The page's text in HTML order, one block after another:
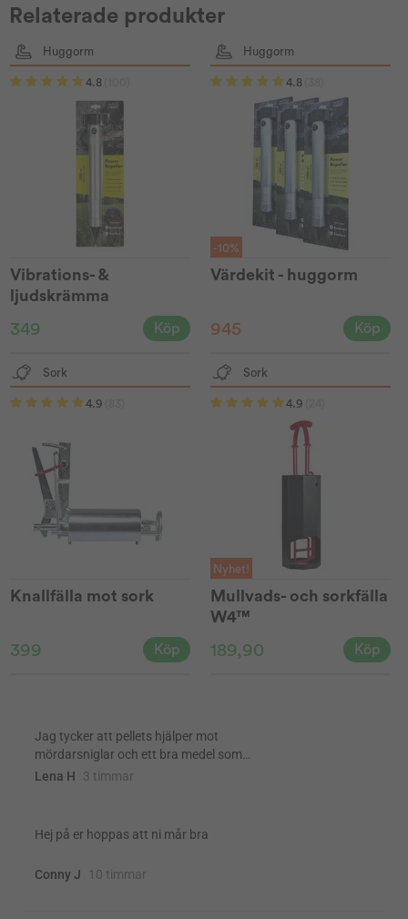
Relaterade produkter
Huggorm
4.8
Vibrations- &
ljudskrämma
349 Köp
Huggorm
4.8
-10%
Värdekit - huggorm
945 Köp
Sork
4.9
Knallfälla mot sork
399 Köp
Sork
4.9
Nyhet!
Mullvads- och sorkfälla
W4™
189,90 Köp